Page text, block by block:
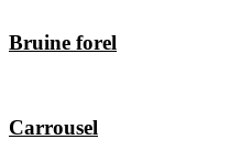
Bruine forel
Carrousel